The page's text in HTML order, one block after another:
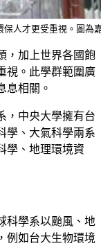
人才更受重視。圖
，加上世界各國飽
視。此學群範圍廣
息相關。
，中央大學擁有台
學、大氣科學兩系
學、地理環境資
科學系以颱風、地
例如台大生物環境